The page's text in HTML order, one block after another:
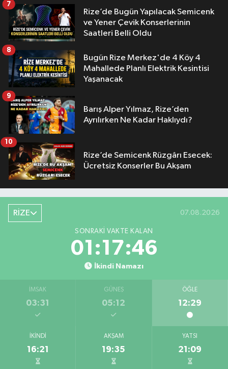
Rize’de Bugün Yapılacak Semicenk
ve Yener Çevik Konserlerinin
Saatleri Belli Oldu
7
Bugün Rize Merkez'de 4 Köy 4
Mahallede Planlı Elektrik Kesintisi
Yaşanacak
8
Barış Alper Yılmaz, Rize’den
Ayrılırken Ne Kadar Haklıydı?
9
Rize’de Semicenk Rüzgârı Esecek:
Ücretsiz Konserler Bu Akşam
10
RİZE 07.08.2026
SONRAKI VAKTE KALAN
01:17:45
İkindi Namazı
İMSAK
03:31
GÜNEŞ
05:12
ÖĞLE
12:29
İKINDI
16:21
AKŞAM
19:35
YATSI
21:09